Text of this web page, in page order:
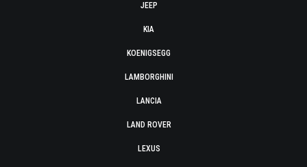
JEEP
KIA
KOENIGSEGG
LAMBORGHINI
LANCIA
LAND ROVER
LEXUS